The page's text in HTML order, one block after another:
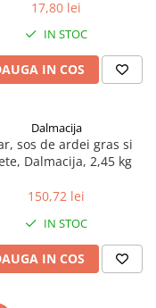
17,80 lei
IN STOC
IN COS
Dalmacija
sos de ardei gras si
Dalmacija, 2,45 kg
150,72 lei
IN STOC
IN COS